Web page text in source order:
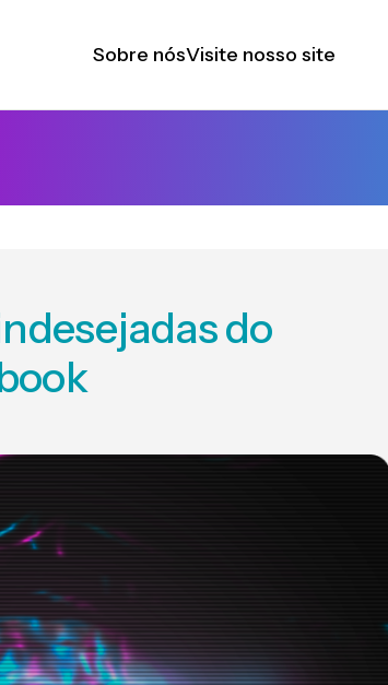
Sobre nósVisite nosso site
do